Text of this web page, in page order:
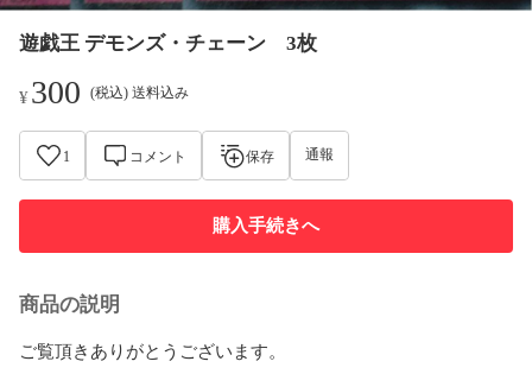
遊戯王 デモンズ・チェーン 3枚
¥300 (税込) 送料込み
1 コメント 保存 通報
購入手続きへ
商品の説明
ご覧頂きありがとうございます。